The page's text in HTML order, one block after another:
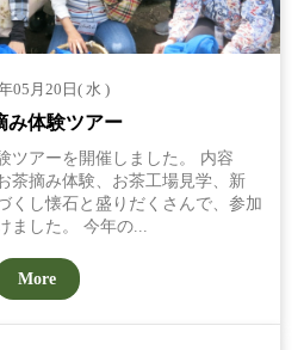
05月20日( 水 )
み体験ツアー
ツアーを開催しました。 内容
茶摘み体験、お茶工場見学、新
くし懐石と盛りだくさんで、参加
ました。 今年の...
More